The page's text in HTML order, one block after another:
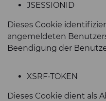
JSESSIONID
Dieses Cookie
angemeldeten
Beendigung der
XSRF-TOKEN
Dieses Cookie dient als